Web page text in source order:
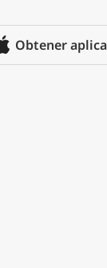
Obtener